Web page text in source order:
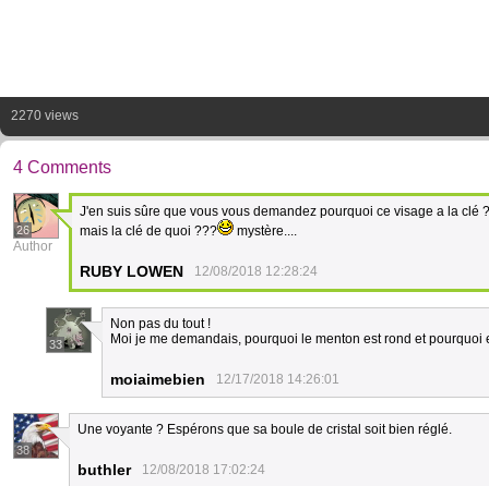
2270 views
4 Comments
26
Author
J'en suis sûre que vous vous demandez pourquoi ce visage a la clé ?
mais la clé de quoi ???
mystère....
RUBY LOWEN 12/08/2018 12:28:24
33
Non pas du tout !
Moi je me demandais, pourquoi le menton est rond et pourquoi
moiaimebien 12/17/2018 14:26:01
38
Une voyante ? Espérons que sa boule de cristal soit bien réglé.
buthler 12/08/2018 17:02:24